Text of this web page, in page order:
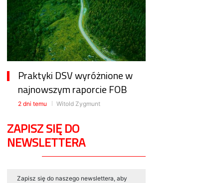
Praktyki DSV wyróżnione w
najnowszym raporcie FOB
2 dni temu Witold Zygmunt
ZAPISZ SIĘ DO
NEWSLETTERA
Zapisz się do naszego newslettera, aby